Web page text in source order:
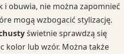
obuwia, nie można zapomnieć
mogą wzbogacić stylizację.
świetnie sprawdzą się
kolor lub wzór. Można także